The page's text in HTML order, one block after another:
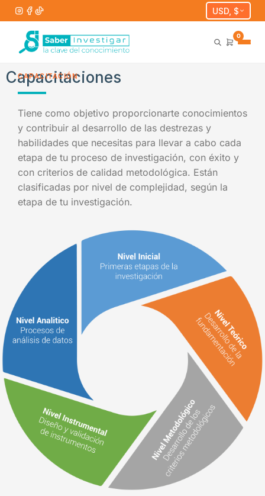
USD, $
0
Capacitaciones
CAPACITACIÓN
Tiene como objetivo proporcionarte conocimientos
y contribuir al desarrollo de las destrezas y
habilidades que necesitas para llevar a cabo cada
etapa de tu proceso de investigación, con éxito y
con criterios de calidad metodológica. Están
clasificadas por nivel de complejidad, según la
etapa de tu investigación.